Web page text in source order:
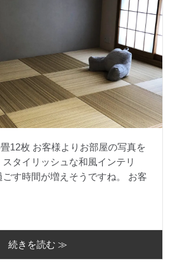
12枚 お客様よりお部屋の写真を
タイリッシュな和風インテリ
す時間が増えそうですね。 お客
続きを読む ≫